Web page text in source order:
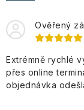
Ověřený
Extrémně rychlé
přes online
objednávka